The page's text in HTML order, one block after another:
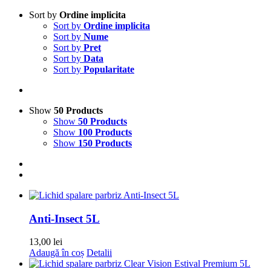
Sort by Ordine implicita
Sort by Ordine implicita
Sort by Nume
Sort by Pret
Sort by Data
Sort by Popularitate
Show 50 Products
Show 50 Products
Show 100 Products
Show 150 Products
Anti-Insect 5L
13,00 lei
Adaugă în coș Detalii